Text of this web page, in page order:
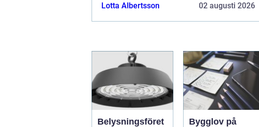
Lotta Albertsson 02 augusti 2026
Belysningsföret
Bygglov på